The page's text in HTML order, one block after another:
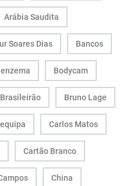
Arábia Saudita
Soares Dias Bancos
Bodycam
Brasileirão Bruno Lage
Carlos Matos
Cartão Branco
China